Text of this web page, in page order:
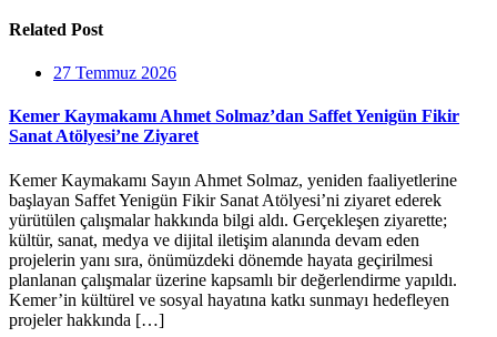
Related Post
27 Temmuz 2026
Kemer Kaymakamı Ahmet Solmaz’dan Saffet Yenigün Fikir
Sanat Atölyesi’ne Ziyaret
Kemer Kaymakamı Sayın Ahmet Solmaz, yeniden faaliyetlerine
başlayan Saffet Yenigün Fikir Sanat Atölyesi’ni ziyaret ederek
yürütülen çalışmalar hakkında bilgi aldı. Gerçekleşen ziyarette;
kültür, sanat, medya ve dijital iletişim alanında devam eden
projelerin yanı sıra, önümüzdeki dönemde hayata geçirilmesi
planlanan çalışmalar üzerine kapsamlı bir değerlendirme yapıldı.
Kemer’in kültürel ve sosyal hayatına katkı sunmayı hedefleyen
projeler hakkında […]